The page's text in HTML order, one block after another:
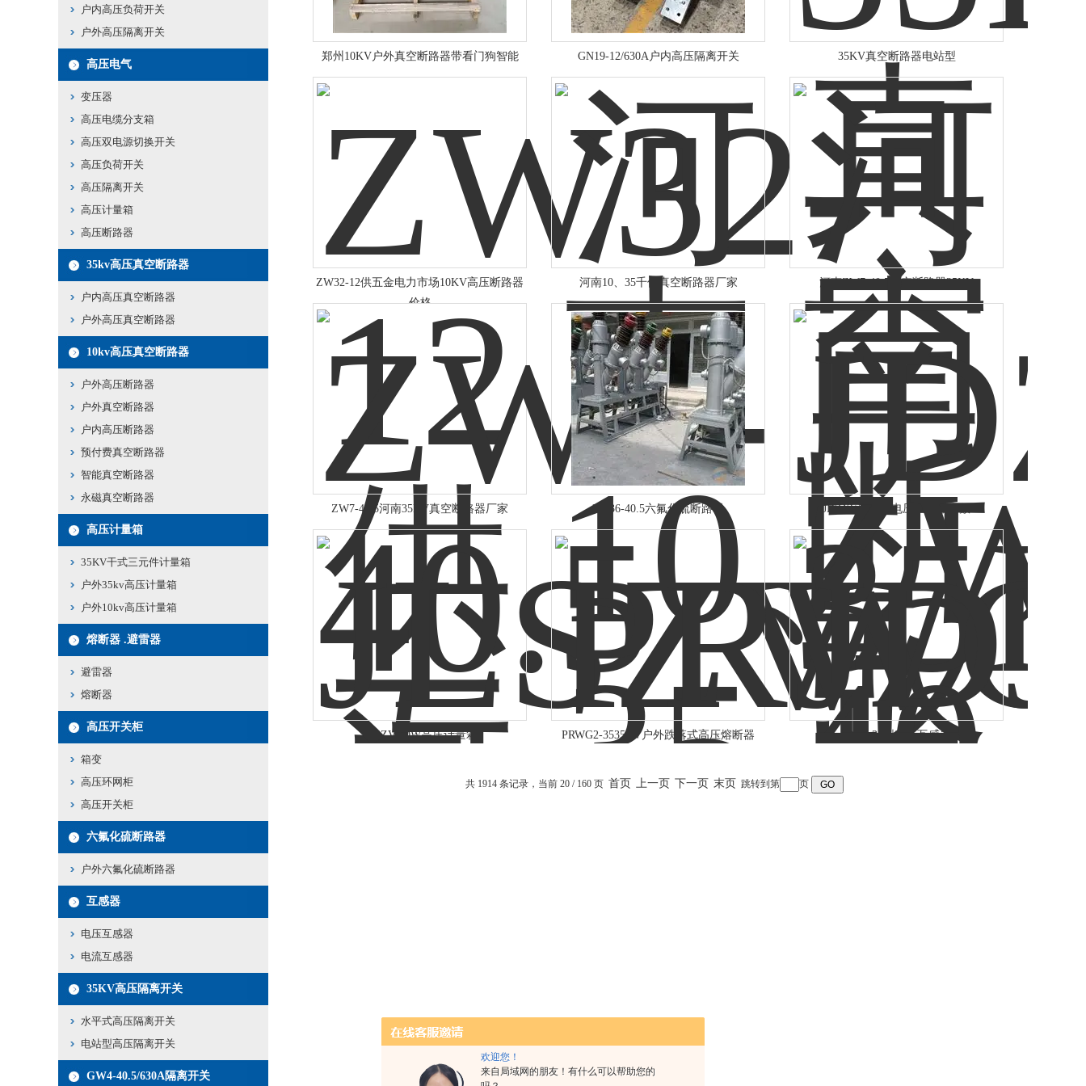
欢迎您！
来自局域网的朋友！有什么可以帮助您的
户内高压负荷开关
户外高压隔离开关
高压电气
变压器
高压电缆分支箱
高压双电源切换开关
高压负荷开关
高压隔离开关
高压计量箱
高压断路器
35kv高压真空断路器
户内高压真空断路器
户外高压真空断路器
10kv高压真空断路器
户外高压断路器
户外真空断路器
户内高压断路器
预付费真空断路器
智能真空断路器
永磁真空断路器
高压计量箱
35KV干式三元件计量箱
户外35kv高压计量箱
户外10kv高压计量箱
熔断器 .避雷器
避雷器
熔断器
高压开关柜
箱变
高压环网柜
高压开关柜
六氟化硫断路器
户外六氟化硫断路器
互感器
电压互感器
电流互感器
35KV高压隔离开关
水平式高压隔离开关
电站型高压隔离开关
GW4-40.5/630A隔离开关
郑州10KV户外真空断路器带看门狗智能 GN19-12/630A户内高压隔离开关 35KV真空断路器电站型
ZW32-12供五金电力市场10KV高压断路器
价格
河南10、35千伏真空断路器厂家 河南ZW7-40.5真空断路器35KV
ZW7-40.5河南35KV真空断路器厂家 LW36-40.5六氟化硫断路器 JDZXW-35KV电压互感器参数
JLSZV-10W高压计量箱 PRWG2-3535KV户外跌落式高压熔断器 JDJJ2-35型电压互感器
共 1914 条记录，当前 20 / 160 页 首页 上一页 下一页 末页 跳转到第 页